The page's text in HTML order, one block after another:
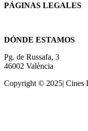
PÁGINAS LEGALES
DÓNDE ESTAMOS
Pg. de Russafa, 3
46002 València
Copyright © 2025| Cines